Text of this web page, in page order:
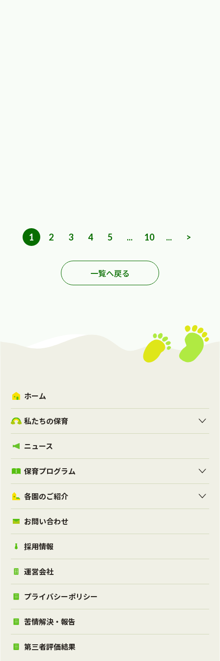
1 2 3 4 5 ... 10 ... >
一覧へ戻る
ホーム
私たちの保育
ニュース
保育プログラム
各園のご紹介
お問い合わせ
採用情報
運営会社
プライバシーポリシー
苦情解決・報告
第三者評価結果